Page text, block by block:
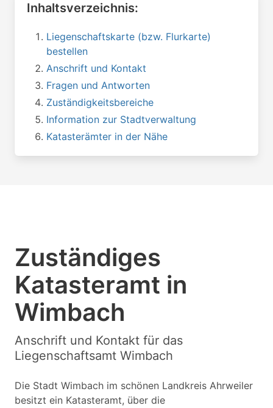
Inhaltsverzeichnis:
Liegenschaftskarte (bzw. Flurkarte)
bestellen
Anschrift und Kontakt
Fragen und Antworten
Zuständigkeitsbereiche
Information zur Stadtverwaltung
Katasterämter in der Nähe
Zuständiges
Katasteramt in
Wimbach
Anschrift und Kontakt für das
Liegenschaftsamt Wimbach
Die Stadt Wimbach im schönen Landkreis Ahrweiler
besitzt ein Katasteramt, über die